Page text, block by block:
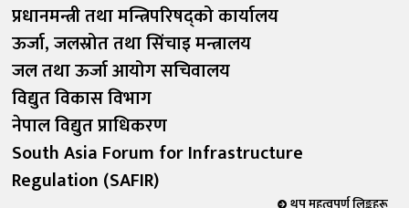
प्रधानमन्त्री तथा मन्त्रिपरिषद्को कार्यालय
ऊर्जा, जलस्रोत तथा सिंचाइ मन्त्रालय
जल तथा ऊर्जा आयोग सचिवालय
विद्युत विकास विभाग
नेपाल विद्युत प्राधिकरण
South Asia Forum for Infrastructure
Regulation (SAFIR)